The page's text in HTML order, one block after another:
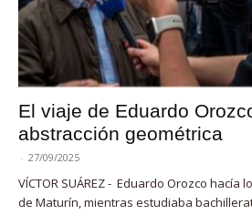
El viaje de Eduardo
abstracción geométrica
- 27/09/2025
VÍCTOR SUÁREZ - Eduardo Orozco hacía
de Maturín, mientras estudiaba